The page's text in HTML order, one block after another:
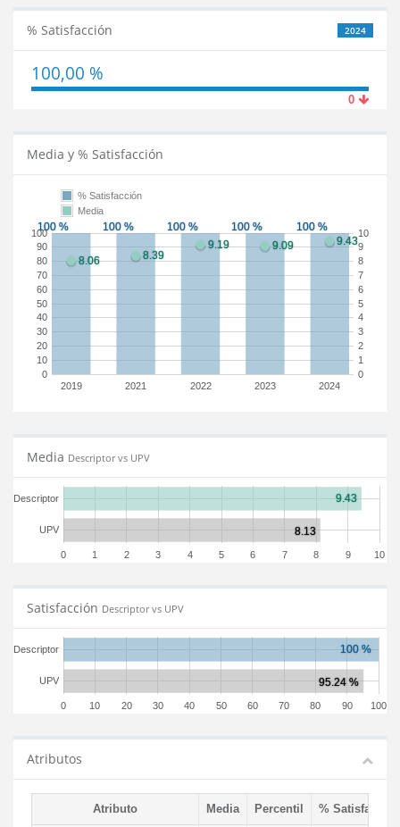
2024
% Satisfacción
100,00 %
0
Media y % Satisfacción
2019 2021 2022 2023 2024
0
10
20
30
40
50
60
70
80
90
100
0
1
2
3
4
5
6
7
8
9
10
% Satisfacción
Media
Media Descriptor vs UPV
0 1 2 3 4 5 6 7 8 9 10
UPV
Descriptor
Satisfacción Descriptor vs UPV
0 10 20 30 40 50 60 70 80 90 100
UPV
Descriptor
Atributos
Atributo Media Percentil % Satisfacción